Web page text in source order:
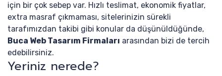
için bir çok sebep var. Hızlı teslimat, ekonomik fiyatlar,
extra masraf çıkmaması, sitelerinizin sürekli
tarafımızdan takibi gibi konular da düşünüldüğünde,
Buca Web Tasarım Firmaları arasından bizi de tercih
edebilirsiniz.
Yeriniz nerede?